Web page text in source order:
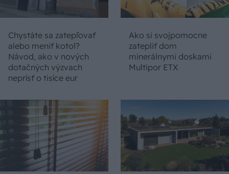
Chystáte sa zatepľovať
alebo meniť kotol?
Návod, ako v nových
dotačných výzvach
neprísť o tisíce eur
Ako si svojpomocne
zatepliť dom
minerálnymi doskami
Multipor ETX